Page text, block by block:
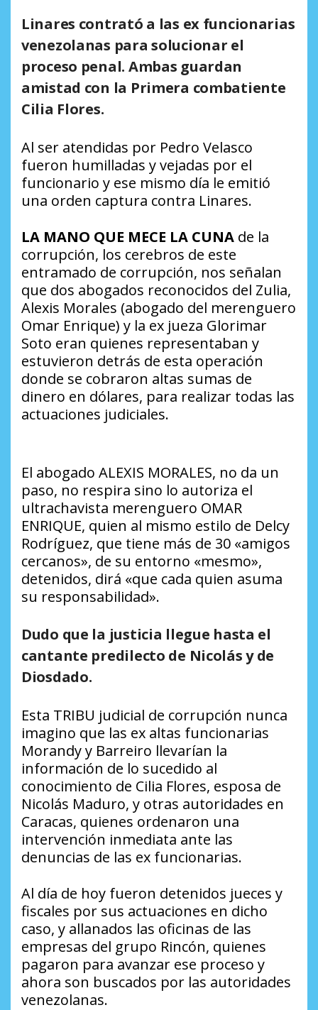
Linares contrató a las ex funcionarias
venezolanas para solucionar el
proceso penal. Ambas guardan
amistad con la Primera combatiente
Cilia Flores.
Al ser atendidas por Pedro Velasco
fueron humilladas y vejadas por el
funcionario y ese mismo día le emitió
una orden captura contra Linares.
LA MANO QUE MECE LA CUNA de la
corrupción, los cerebros de este
entramado de corrupción, nos señalan
que dos abogados reconocidos del Zulia,
Alexis Morales (abogado del merenguero
Omar Enrique) y la ex jueza Glorimar
Soto eran quienes representaban y
estuvieron detrás de esta operación
donde se cobraron altas sumas de
dinero en dólares, para realizar todas las
actuaciones judiciales.
El abogado ALEXIS MORALES, no da un
paso, no respira sino lo autoriza el
ultrachavista merenguero OMAR
ENRIQUE, quien al mismo estilo de Delcy
Rodríguez, que tiene más de 30 «amigos
cercanos», de su entorno «mesmo»,
detenidos, dirá «que cada quien asuma
su responsabilidad».
Dudo que la justicia llegue hasta el
cantante predilecto de Nicolás y de
Diosdado.
Esta TRIBU judicial de corrupción nunca
imagino que las ex altas funcionarias
Morandy y Barreiro llevarían la
información de lo sucedido al
conocimiento de Cilia Flores, esposa de
Nicolás Maduro, y otras autoridades en
Caracas, quienes ordenaron una
intervención inmediata ante las
denuncias de las ex funcionarias.
Al día de hoy fueron detenidos jueces y
fiscales por sus actuaciones en dicho
caso, y allanados las oficinas de las
empresas del grupo Rincón, quienes
pagaron para avanzar ese proceso y
ahora son buscados por las autoridades
venezolanas.